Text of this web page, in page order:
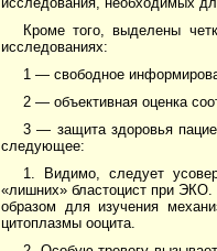
Кроме того, выделены
исследованиях:
1 — свободное
2 — объективная оценка
3 — защита здоровья
следующее:
1. Видимо, следует
«лишних» бластоцист при
образом для изучения
цитоплазмы ооцита.